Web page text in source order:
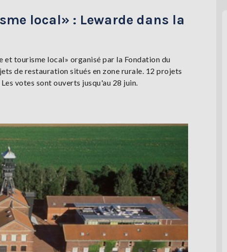
local» : Lewarde dans la
tourisme local» organisé par la Fondation du
de restauration situés en zone rurale. 12 projets
votes sont ouverts jusqu'au 28 juin.